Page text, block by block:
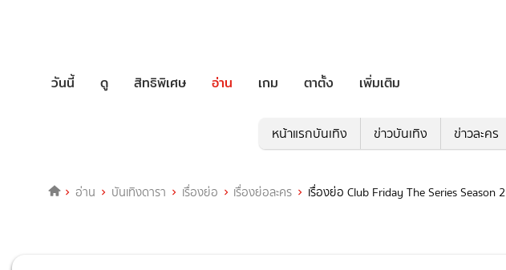
วันนี้ ดู สิทธิพิเศษ อ่าน เกม ตาตั้ง เพิ่มเติม
หน้าแรกบันเทิง ข่าวบันเทิง ข่าวละคร
อ่าน บันเทิงดารา เรื่องย่อ เรื่องย่อละคร เรื่องย่อ Club Friday The Series Season 2